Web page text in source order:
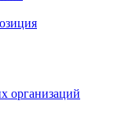
организаций